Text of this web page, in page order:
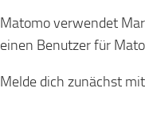
Matomo verwendet
einen Benutzer für
Melde dich zunächst